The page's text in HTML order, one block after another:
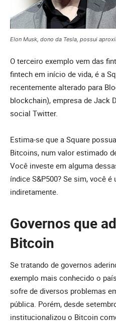
Elon Musk, dono da Tesla, possui
O terceiro exemplo vem das
fintech em início de vida, é a
recentemente alterado para
blockchain), empresa de Jack
social Twitter.
Estima-se que a Square
Bitcoins, num valor estimado
Você investe em alguma
índice S&P500? Se sim, você
indiretamente.
Governos que
Bitcoin
Se tratando de governos
exemplo mais conhecido o
sofre de diversos problemas
pública. Porém, desde
institucionalizou o Bitcoin